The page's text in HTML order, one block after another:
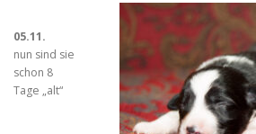
05.11.
nun sind sie
schon 8
Tage „alt“